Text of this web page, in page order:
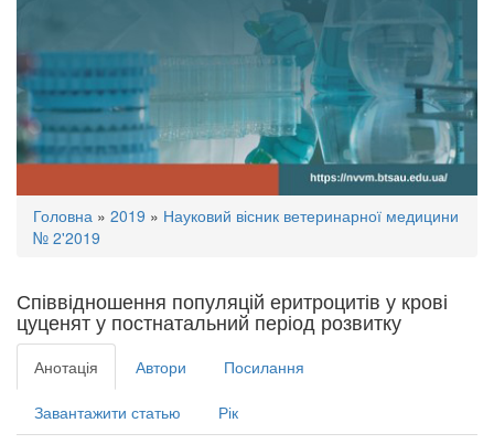
Ви
тут
Головна » 2019 » Науковий вісник ветеринарної медицини
№ 2'2019
Співвідношення популяцій еритроцитів у крові
цуценят у постнатальний період розвитку
Анотація Автори Посилання
Завантажити статью Рік